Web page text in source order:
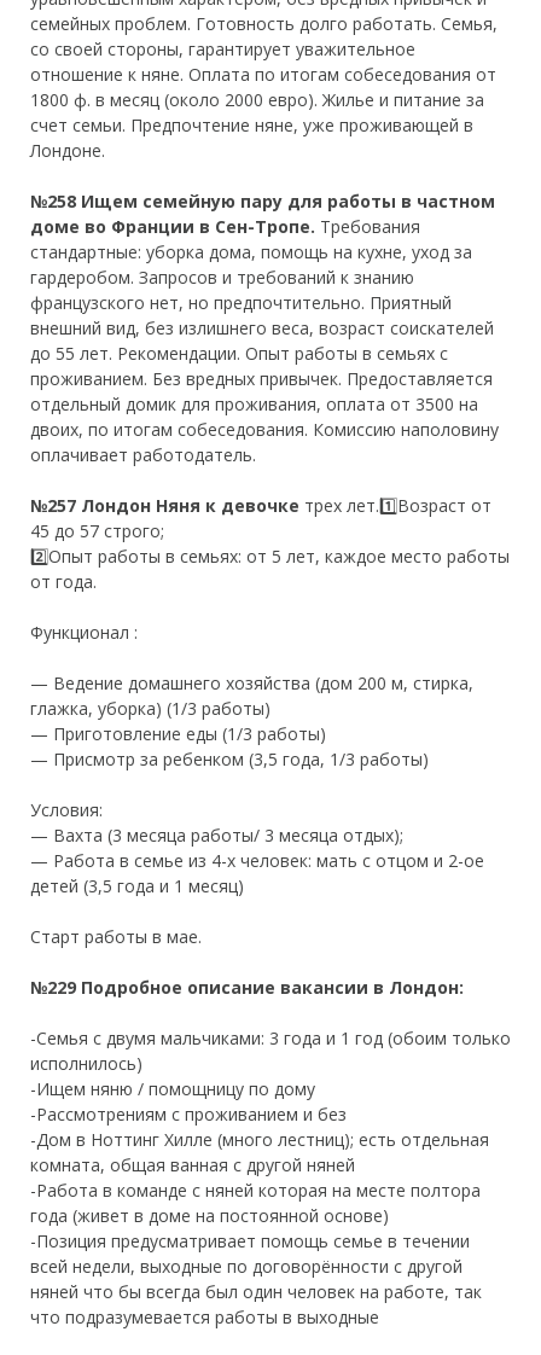
семейных проблем. Готовность долго работать. Семья,
со своей стороны, гарантирует уважительное
отношение к няне. Оплата по итогам собеседования от
1800 ф. в месяц (около 2000 евро). Жилье и питание за
счет семьи. Предпочтение няне, уже проживающей в
Лондоне.
№258 Ищем семейную пару для работы в частном
доме во Франции в Сен-Тропе. Требования
стандартные: уборка дома, помощь на кухне, уход за
гардеробом. Запросов и требований к знанию
французского нет, но предпочтительно. Приятный
внешний вид, без излишнего веса, возраст соискателей
до 55 лет. Рекомендации. Опыт работы в семьях с
проживанием. Без вредных привычек. Предоставляется
отдельный домик для проживания, оплата от 3500 на
двоих, по итогам собеседования. Комиссию наполовину
оплачивает работодатель.
№257 Лондон Няня к девочке трех лет.1️⃣Возраст от
45 до 57 строго;
2️⃣Опыт работы в семьях: от 5 лет, каждое место работы
от года.
Функционал :
— Ведение домашнего хозяйства (дом 200 м, стирка,
глажка, уборка) (1/3 работы)
— Приготовление еды (1/3 работы)
— Присмотр за ребенком (3,5 года, 1/3 работы)
Условия:
— Вахта (3 месяца работы/ 3 месяца отдых);
— Работа в семье из 4-х человек: мать с отцом и 2-ое
детей (3,5 года и 1 месяц)
Старт работы в мае.
№229 Подробное описание вакансии в Лондон:
-Семья с двумя мальчиками: 3 года и 1 год (обоим только
исполнилось)
-Ищем няню / помощницу по дому
-Рассмотрениям с проживанием и без
-Дом в Ноттинг Хилле (много лестниц); есть отдельная
комната, общая ванная с другой няней
-Работа в команде с няней которая на месте полтора
года (живет в доме на постоянной основе)
-Позиция предусматривает помощь семье в течении
всей недели, выходные по договорённости с другой
няней что бы всегда был один человек на работе, так
что подразумевается работы в выходные